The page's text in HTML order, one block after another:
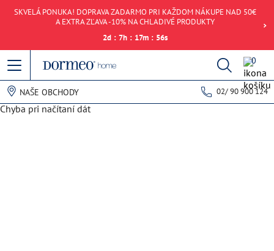
SKVELÁ PONUKA! DOPRAVA ZADARMO PRI KAŽDOM NÁKUPE NAD 50€
A EXTRA ZĽAVA -10% NA CHLADIVÉ PRODUKTY
2d : 7h : 17m : 56s
0
NAŠE OBCHODY 02/ 90 900 124
Chyba pri načítaní dát